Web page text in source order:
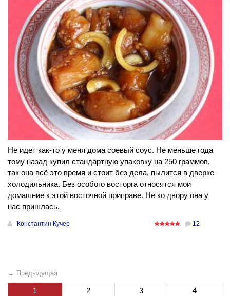
Не идет как-то у меня дома соевый соус. Не меньше года
тому назад купил стандартную упаковку на 250 граммов,
так она всё это время и стоит без дела, пылится в дверке
холодильника. Без особого восторга относятся мои
домашние к этой восточной приправе. Не ко двору она у
нас пришлась.
Константин Кучер 12
← Предыдущая
1 2 3 4